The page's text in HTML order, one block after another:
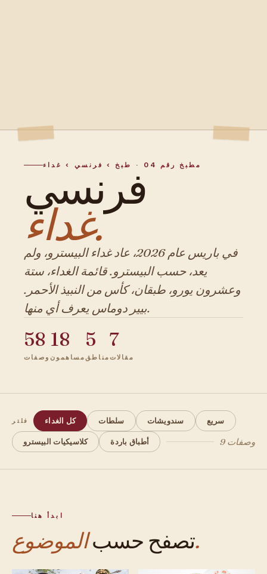
مطبخ رقم 04 · طبخ › فرنسي › غداء فرنسي
غداء.
في باريس عام 2026، عاد غداء البيسترو، ولم
يعد، حسب البيسترو. قائمة الغداء، ستة
وعشرون يورو، طبقان، كأس من النبيذ الأحمر.
بيير دوماس يعرف أي منها.
58
وصفات
18
مساهمون
5
مناطق
7
مقالات
فلتر كل الغداء سلطات سندويشات سريع
كلاسيكيات البيسترو أطباق باردة 9 وصفات
ابدأ هنا
تصفح حسبالموضوع.